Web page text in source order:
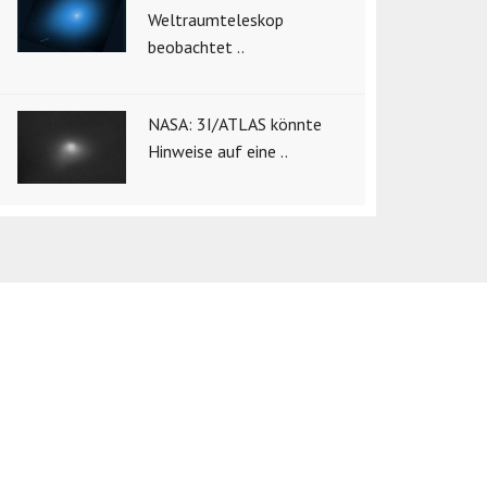
Weltraumteleskop
beobachtet ..
NASA: 3I/ATLAS könnte
Hinweise auf eine ..